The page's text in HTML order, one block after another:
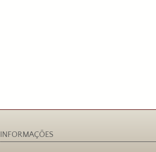
INFORMAÇÕES